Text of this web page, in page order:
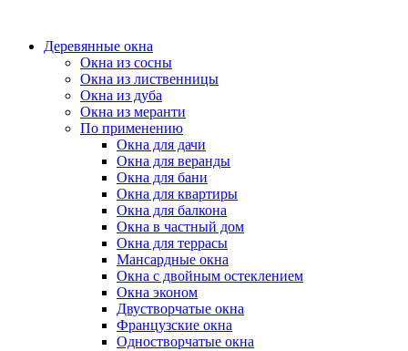
Деревянные окна
Окна из сосны
Окна из лиственницы
Окна из дуба
Окна из меранти
По применению
Окна для дачи
Окна для веранды
Окна для бани
Окна для квартиры
Окна для балкона
Окна в частный дом
Окна для террасы
Мансардные окна
Окна с двойным остеклением
Окна эконом
Двустворчатые окна
Французские окна
Одностворчатые окна